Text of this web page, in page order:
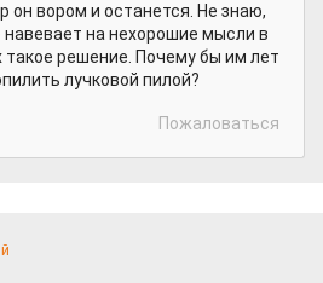
он вором и останется. Не знаю,
на нехорошие мысли в
решение. Почему бы им лет
лучковой пилой?
Пожаловаться